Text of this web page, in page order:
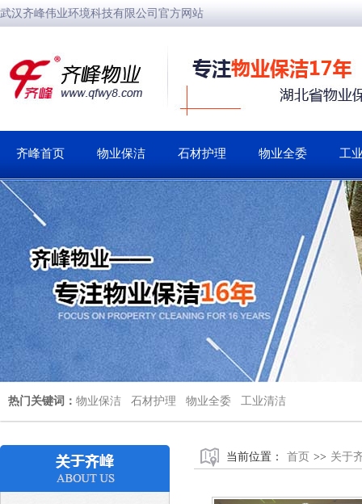
武汉齐峰伟业环境科技有限公司官方网站
齐峰首页 物业保洁 石材护理 物业全委 工
热门关键词： 物业保洁 石材护理 物业全委 工业清洁
当前位置： 首页 >> 关于